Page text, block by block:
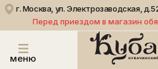
г. Москва, ул. Электрозаводская,
Перед приездом в магазин
меню